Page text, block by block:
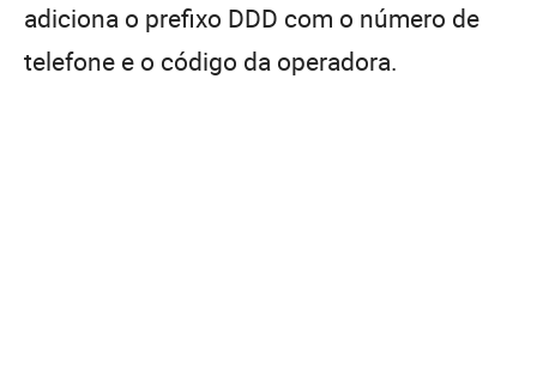
adiciona o prefixo DDD com o número de
telefone e o código da operadora.